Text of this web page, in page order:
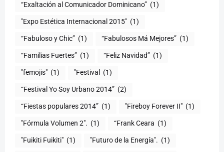
“Exaltación al Comunicador Dominicano” (1)
"Expo Estética Internacional 2015" (1)
“Fabuloso y Chic” (1) “Fabulosos Má Mejores” (1)
“Familias Fuertes” (1) “Feliz Navidad” (1)
"femojis" (1) "Festival (1)
“Festival Yo Soy Urbano 2014” (2)
“Fiestas populares 2014” (1) "Fireboy Forever II" (1)
"Fórmula Volumen 2". (1) “Frank Ceara (1)
"Fuikiti Fuikiti" (1) "Futuro de la Energía". (1)